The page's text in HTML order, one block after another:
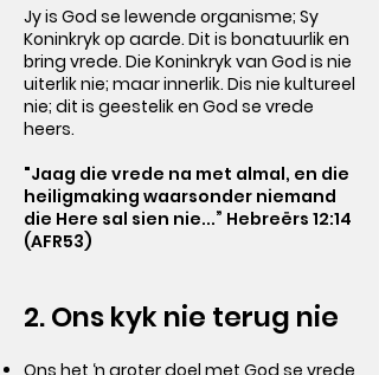
Jy is God se lewende organisme; Sy
Koninkryk op aarde. Dit is bonatuurlik en
bring vrede. Die Koninkryk van God is nie
uiterlik nie; maar innerlik. Dis nie kultureel
nie; dit is geestelik en God se vrede
heers.
"Jaag die vrede na met almal, en die
heiligmaking waarsonder niemand
die Here sal sien nie...” Hebreërs 12:14
(AFR53)
2. Ons kyk nie terug nie
Ons het ‘n groter doel met God se vrede